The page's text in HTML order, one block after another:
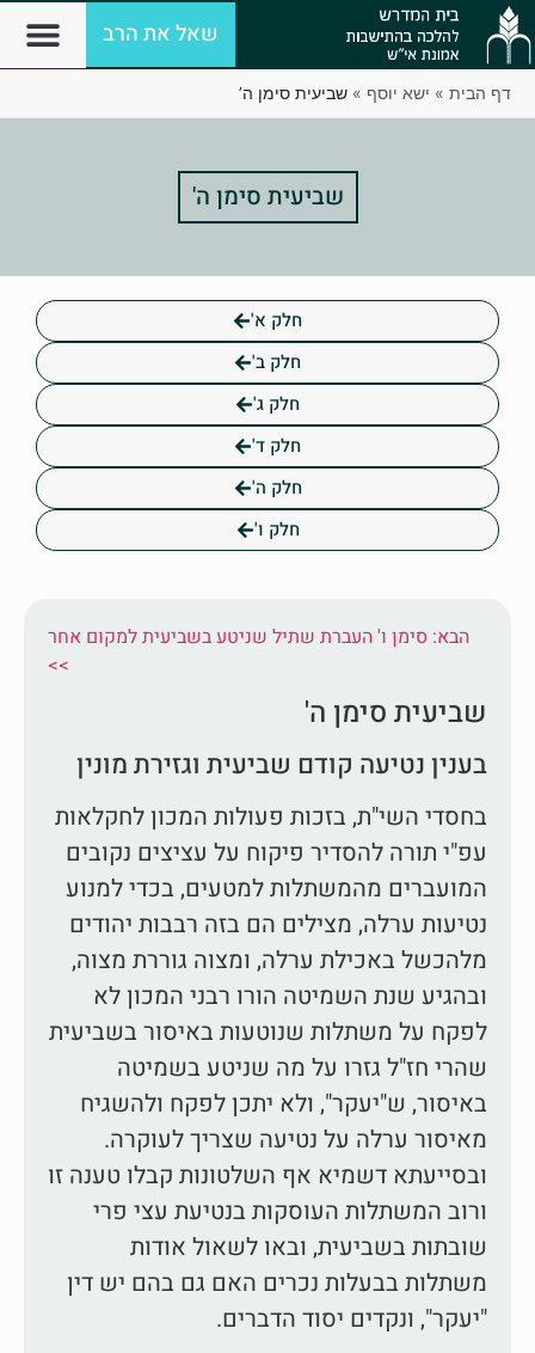
שאל את הרב
דף הבית » ישא יוסף » שביעית סימן ה’
שביעית סימן ה'
חלק א'
חלק ב'
חלק ג'
חלק ד'
חלק ה'
חלק ו'
הבא: סימן ו' העברת שתיל שניטע בשביעית למקום אחר
<<
שביעית סימן ה'
בענין נטיעה קודם שביעית וגזירת מונין
בחסדי השי"ת, בזכות פעולות המכון לחקלאות
עפ"י תורה להסדיר פיקוח על עציצים נקובים
המועברים מהמשתלות למטעים, בכדי למנוע
נטיעות ערלה, מצילים הם בזה רבבות יהודים
מלהכשל באכילת ערלה, ומצוה גוררת מצוה,
ובהגיע שנת השמיטה הורו רבני המכון לא
לפקח על משתלות שנוטעות באיסור בשביעית
שהרי חז"ל גזרו על מה שניטע בשמיטה
באיסור, ש"יעקר", ולא יתכן לפקח ולהשגיח
מאיסור ערלה על נטיעה שצריך לעוקרה.
ובסייעתא דשמיא אף השלטונות קבלו טענה זו
ורוב המשתלות העוסקות בנטיעת עצי פרי
שובתות בשביעית, ובאו לשאול אודות
משתלות בבעלות נכרים האם גם בהם יש דין
"יעקר", ונקדים יסוד הדברים.